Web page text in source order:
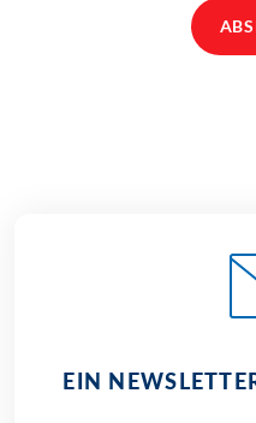
EIN